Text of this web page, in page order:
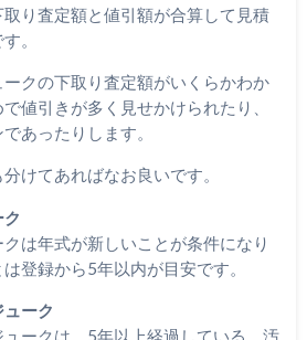
り査定額と値引額が合算して見積
。
クの下取り査定額がいくらかわか
値引きが多く見せかけられたり、
あったりします。
けてあればなお良いです。
は年式が新しいことが条件になり
登録から5年以内が目安です。
ーク
ークは、5年以上経過している、汚